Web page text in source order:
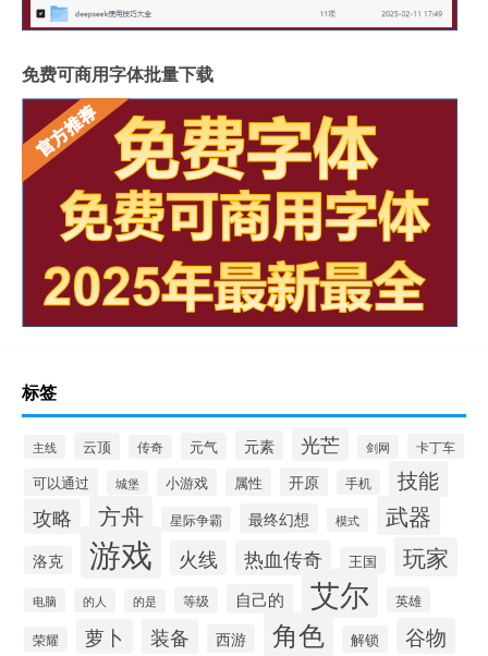
免费可商用字体批量下载
标签
主线 云顶 传奇 元气 元素 光芒 剑网 卡丁车
可以通过 城堡 小游戏 属性 开原 手机 技能
攻略 方舟 星际争霸 最终幻想 模式 武器
洛克 游戏 火线 热血传奇 王国 玩家
电脑 的人 的是 等级 自己的 艾尔 英雄
荣耀 萝卜 装备 西游 角色 解锁 谷物